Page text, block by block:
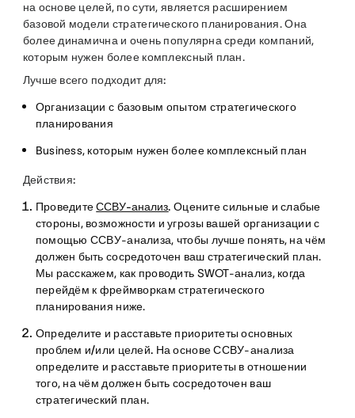
на основе целей, по сути, является расширением
базовой модели стратегического планирования. Она
более динамична и очень популярна среди компаний,
которым нужен более комплексный план.
Лучше всего подходит для:
Организации с базовым опытом стратегического
планирования
Business, которым нужен более комплексный план
Действия:
ПроведитеССВУ-анализ.Оцените сильные и слабые
стороны, возможности и угрозы вашей организации с
помощью ССВУ-анализа, чтобы лучше понять, на чём
должен быть сосредоточен ваш стратегический план.
Мы расскажем, как проводить SWOT-анализ, когда
перейдём к фреймворкам стратегического
планирования ниже.
Определите и расставьте приоритеты основных
проблем и/или целей. На основе ССВУ-анализа
определите и расставьте приоритеты в отношении
того, на чём должен быть сосредоточен ваш
стратегический план.